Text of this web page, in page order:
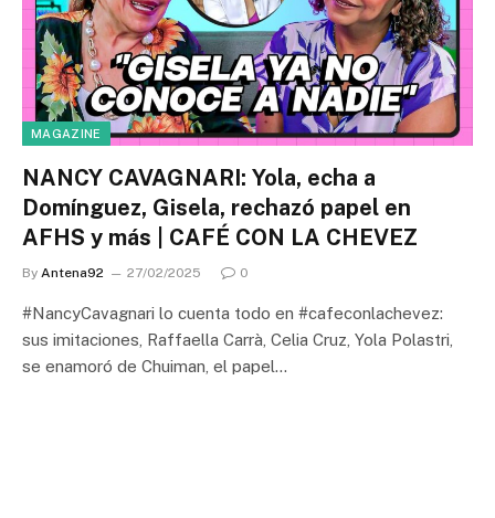
MAGAZINE
NANCY CAVAGNARI: Yola, echa a
Domínguez, Gisela, rechazó papel en
AFHS y más | CAFÉ CON LA CHEVEZ
By Antena92 27/02/2025 0
#NancyCavagnari lo cuenta todo en #cafeconlachevez:
sus imitaciones, Raffaella Carrà, Celia Cruz, Yola Polastri,
se enamoró de Chuiman, el papel…